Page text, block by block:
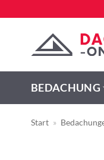
BEDACHUNG
Start »